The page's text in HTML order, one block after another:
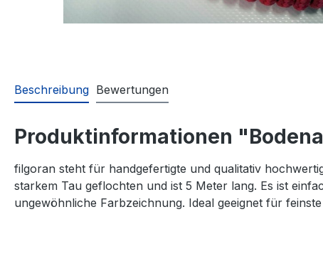
Beschreibung Bewertungen
Produktinformationen
filgoran steht für handgefertigte und qualitativ
starkem Tau geflochten und ist 5 Meter lang. Es ist
ungewöhnliche Farbzeichnung. Ideal geeignet für